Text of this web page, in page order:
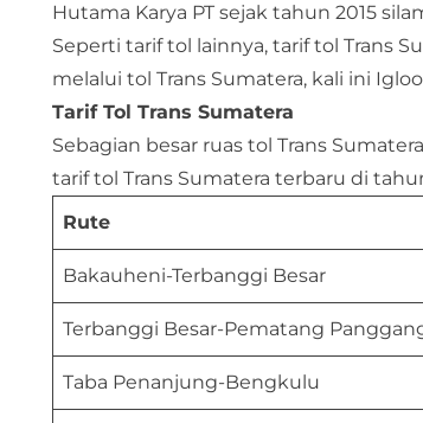
Hutama Karya PT sejak tahun 2015
Seperti tarif tol lainnya, tarif tol Trans
melalui tol Trans Sumatera, kali ini
Tarif Tol Trans Sumatera
Sebagian besar ruas tol Trans
tarif tol Trans Sumatera terbaru di
Rute
Bakauheni-Terbanggi Besar
Terbanggi Besar-Pematang
Taba Penanjung-Bengkulu